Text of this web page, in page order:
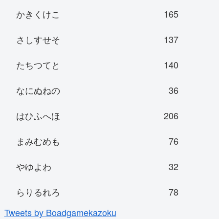
かきくけこ
165
さしすせそ
137
たちつてと
140
なにぬねの
36
はひふへほ
206
まみむめも
76
やゆよわ
32
らりるれろ
78
Tweets by Boadgamekazoku